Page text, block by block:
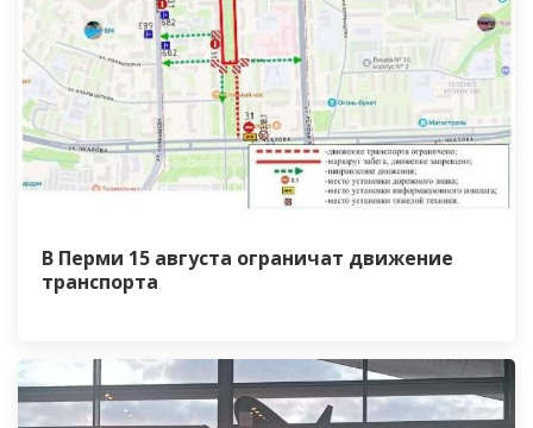
В Перми 15 августа ограничат движение
транспорта